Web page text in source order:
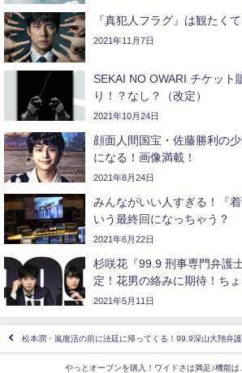
『真犯人フラグ』は観たく
2021年11月7日
SEKAI NO OWARI チケット
り！？なし？（改定）
2021年10月24日
顔面人間国宝・佐藤勝利の
になる！画像満載！
2021年8月24日
みんながいい人すぎる！『
いう最終回になっちゃう？
2021年6月22日
杉咲花『99.9 刑事専門弁護
定！花男の絡みに期待！ち
2021年5月11日
松本潤・嵐復活の前に法廷に帰ってくる！99.9深山大翔弁
やっとオーブンを購入！ワイドさは満足♪機能